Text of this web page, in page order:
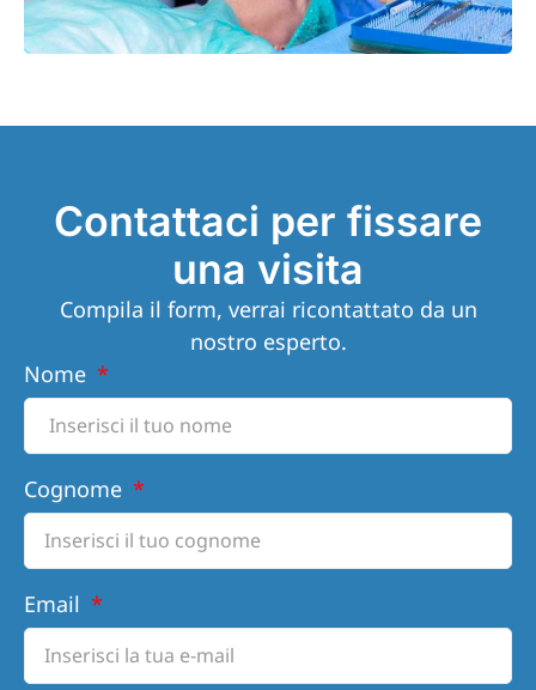
Contattaci per fissare
una visita
Compila il form, verrai ricontattato da un
nostro esperto.
Nome
Cognome
Email